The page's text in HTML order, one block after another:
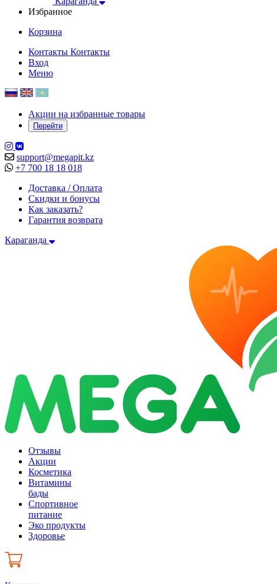
Избранное
Корзина
Контакты Контакты
Вход
Меню
Акции на избранные товары
Перейти
support@megapit.kz
+7 700 18 18 018
Доставка / Оплата
Скидки и бонусы
Как заказать?
Гарантия возврата
Караганда
Отзывы
Акции
Косметика
Витамины
бады
Спортивное
питание
Эко продукты
Здоровье